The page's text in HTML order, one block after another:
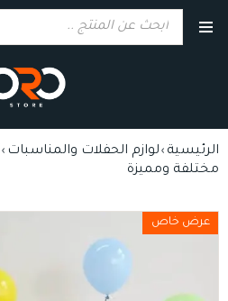
الرئيسية › لوازم الحفلات والمناسبات ›
مختلفة ومميزة
عرض خاص